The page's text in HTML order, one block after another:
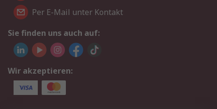
Per E-Mail unter Kontakt
Sie finden uns auch auf:
Wir akzeptieren: